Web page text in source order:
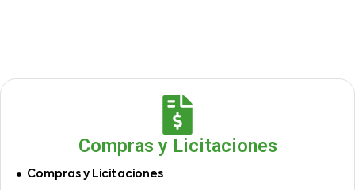
Compras y Licitaciones
Compras y Licitaciones